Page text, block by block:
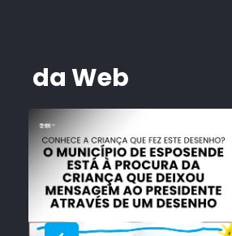
da Web